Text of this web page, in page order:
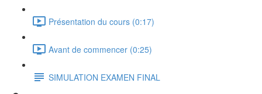
Présentation du cours (0:17)
Avant de commencer (0:25)
SIMULATION EXAMEN FINAL